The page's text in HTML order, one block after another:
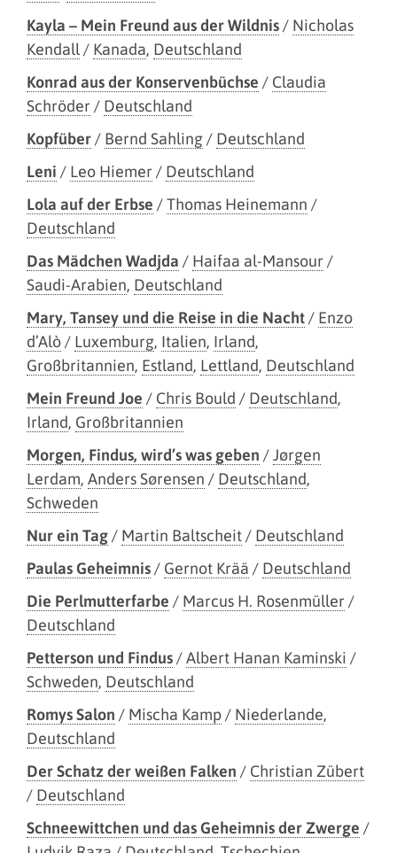
Kayla – Mein Freund aus der Wildnis/ Nicholas
Kendall/ Kanada, Deutschland
Konrad aus der Konservenbüchse / Claudia
Schröder / Deutschland
Kopfüber/ Bernd Sahling/ Deutschland
Leni / Leo Hiemer / Deutschland
Lola auf der Erbse /Thomas Heinemann /
Deutschland
Das Mädchen Wadjda / Haifaa al-Mansour /
Saudi-Arabien, Deutschland
Mary, Tansey und die Reise in die Nacht/ Enzo
d’Alò/ Luxemburg, Italien, Irland,
Großbritannien, Estland, Lettland, Deutschland
Mein Freund Joe / Chris Bould / Deutschland,
Irland, Großbritannien
Morgen, Findus, wird’s was geben /Jørgen
Lerdam, Anders Sørensen / Deutschland,
Schweden
Nur ein Tag/ Martin Baltscheit/ Deutschland
Paulas Geheimnis/ Gernot Krää / Deutschland
Die Perlmutterfarbe / Marcus H. Rosenmüller /
Deutschland
Petterson und Findus/Albert Hanan Kaminski /
Schweden, Deutschland
Romys Salon / Mischa Kamp/ Niederlande,
Deutschland
Der Schatz der weißen Falken / Christian Zübert
/ Deutschland
Schneewittchen und das Geheimnis der Zwerge /